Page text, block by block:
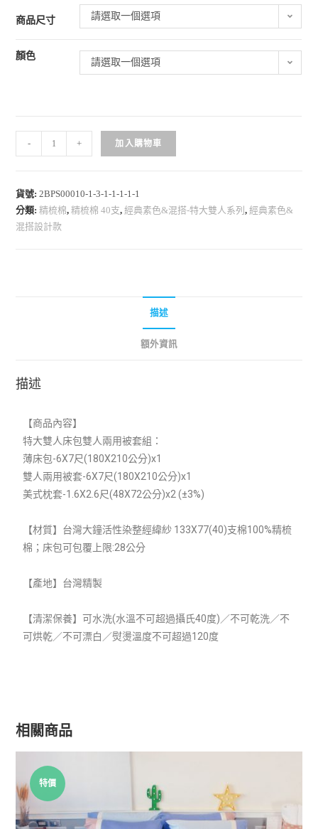
商品尺寸 請選取一個選項
顏色
請選取一個選項
- + 加入購物車
貨號:2BPS00010-1-3-1-1-1-1-1
分類:精梳棉,精梳棉 40支,經典素色&混搭-特大雙人系列,經典素色&
混搭設計款
描述
額外資訊
描述
【商品內容】
特大雙人床包雙人兩用被套組：
薄床包-6X7尺(180X210公分)x1
雙人兩用被套-6X7尺(180X210公分)x1
美式枕套-1.6X2.6尺(48X72公分)x2 (±3%)
【材質】 台灣大鐘活性染整經緯紗 133X77(40)支棉100%精梳
棉；床包可包覆上限:28公分
【產地】台灣精製
【清潔保養】可水洗(水溫不可超過攝氏40度)／不可乾洗／不
可烘乾／不可漂白／熨燙溫度不可超過120度
相關商品
特價